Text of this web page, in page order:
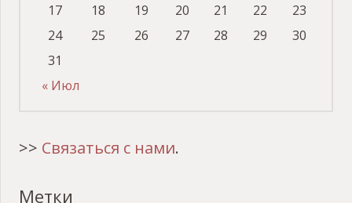
« Июл
17
18 19 20 21 22
23
24
25 26 27 28 29
30
31
>> Связаться с нами.
Метки